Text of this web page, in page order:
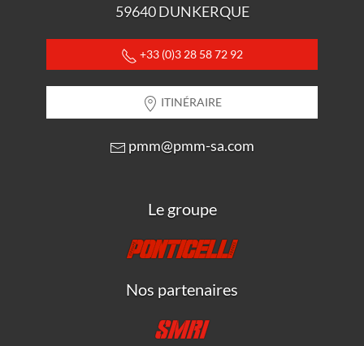
59640 DUNKERQUE
+33 (0)3 28 58 72 92
ITINÉRAIRE
pmm@pmm-sa.com
Le groupe
Nos partenaires